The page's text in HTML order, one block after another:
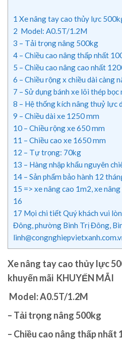
1 Xe nâng tay cao thủy lực
2 Model: A0.5T/1.2M
3 – Tải trọng nâng 500kg
4 – Chiều cao nâng thấp nhất
5 – Chiều cao nâng cao nhất
6 – Chiều rộng x chiều dài càng
7 – Sử dụng bánh xe lõi thép
8 – Hệ thống kích nâng thuỷ lực
9 – Chiều dài xe 1250 mm
10 – Chiều rộng xe 650 mm
11 – Chiều cao xe 1650 mm
12 – Tự trọng: 70kg
13 – Hàng nhập khẩu nguyên
14 – Sản phẩm bảo hành 12
15 => xe nâng cao 1m2, xe
16
17 Mọi chi tiết Quý khách vui
Đông, phường Bình Trị Đông,
Xe nâng tay cao thủy lực
khuyến mãi KHUYẾN MÃI
Model: A0.5T/1.2M
– Tải trọng nâng 500kg
– Chiều cao nâng thấp nhất